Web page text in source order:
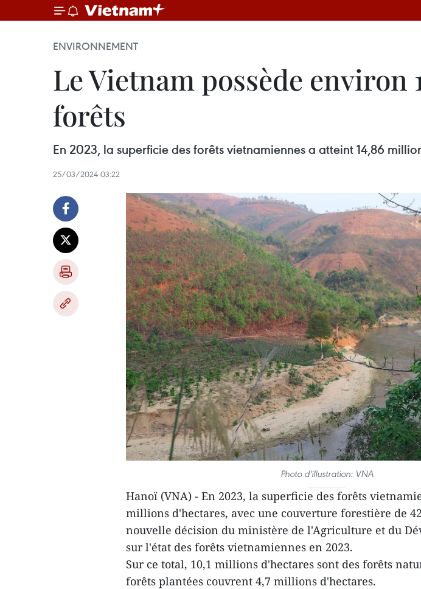
ENVIRONNEMENT
Le Vietnam possède
forêts
En 2023, la superficie des forêts vietnamiennes a atteint 14,86
25/03/2024 03:22
Photo d'illustration: VNA
Hanoï (VNA) - En 2023, la superficie des forêts
millions d'hectares, avec une couverture forestière de
nouvelle décision du ministère de l'Agriculture et du
sur l'état des forêts vietnamiennes en 2023.
Sur ce total, 10,1 millions d'hectares sont des forêts
forêts plantées couvrent 4,7 millions d'hectares.